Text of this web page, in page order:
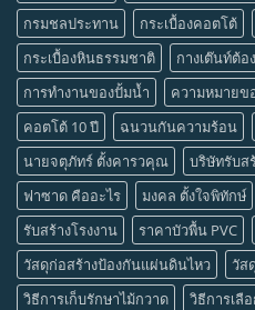
กรมชลประทาน
กระเบื้องคอตโต้
กระเบื้องหินธรรมชาติ
กางเต๊นท์ต้
การทำงานของปั้มน้ำ
ความหมายข
คอตโต้ 10 ปี
ฉนวนกันความร้อน
นายจตุภัทร์ ตั้งคารวคุณ
บริษัทรับส
ฟาซาด คืออะไร
มงคล ตั้งใจพิทักษ์
รับสร้างโรงงาน
ราคาบัวพื้น PVC
วัสดุก่อสร้างป้องกันแผ่นดินไหว
วัส
วิธีการเก็บรักษาไม้กวาด
วิธีการเลื